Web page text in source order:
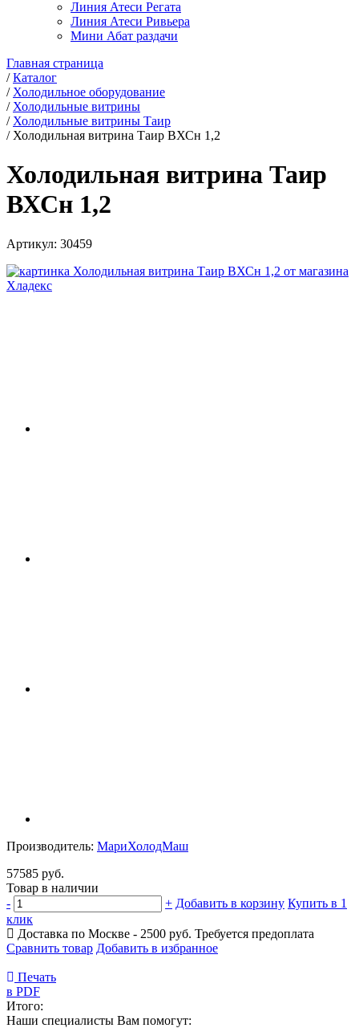
Линия Атеси Регата
Линия Атеси Ривьера
Мини Абат раздачи
Главная страница
/Каталог
/ Холодильное оборудование
/ Холодильные витрины
/ Холодильные витрины Таир
/ Холодильная витрина Таир ВХСн 1,2
Холодильная витрина Таир
ВХСн 1,2
Артикул: 30459
Производитель: МариХолодМаш
57585 руб.
Товар в наличии
-
+ Добавить в корзину Купить в 1
клик
Доставка по Москве - 2500 руб. Требуется предоплата
Сравнить товар Добавить в избранное
Печать
в PDF
Итого:
Наши специалисты Вам помогут: